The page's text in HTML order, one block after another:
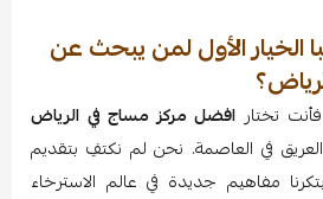
الخيار الأول لمن يبحث عن
تختار افضل مركز مساج في الرياض
العريق في العاصمة. نحن لم نكتفِ بتقديم
مفاهيم جديدة في عالم الاسترخاء